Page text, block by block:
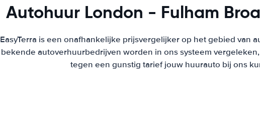
Autohuur London - Fulham
EasyTerra is een onafhankelijke prijsvergelijker op het gebied van
bekende autoverhuurbedrijven worden in ons systeem
tegen een gunstig tarief jouw huurauto bij ons